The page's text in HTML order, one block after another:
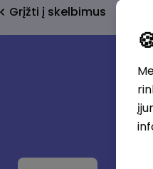
Grįžti į skelbimus